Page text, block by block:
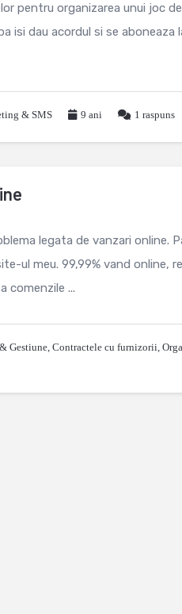
pentru organizarea unui joc
isi dau acordul si se aboneaza
& SMS 9 ani 1 raspuns
legata de vanzari online.
ul meu. 99,99% vand online,
comenzile ...
Gestiune, Contractele cu furnizorii,